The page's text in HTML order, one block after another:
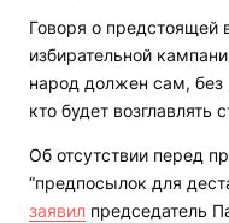
Говоря о предстоящей
избирательной
народ должен сам, без
кто будет возглавлять
Об отсутствии перед
“предпосылок для
заявил председатель